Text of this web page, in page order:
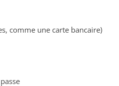
comme une carte bancaire)